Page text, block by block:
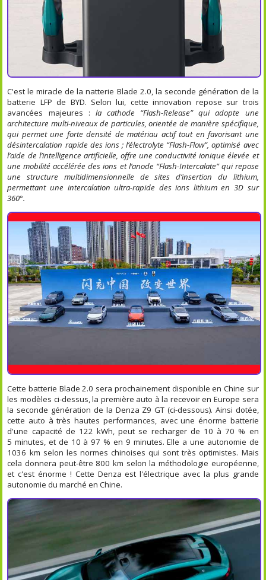
C'est le miracle de la natterie Blade 2.0, la seconde génération de la
batterie LFP de BYD. Selon lui, cette innovation repose sur trois
avancées majeures : la cathode “Flash-Release” qui adopte une
architecture multi-niveaux de particules, orientée de manière spécifique,
qui permet une forte densité de matériau actif tout en favorisant une
désintercalation rapide des ions ; l’électrolyte “Flash-Flow”, optimisé avec
l’aide de l’intelligence artificielle, offre une conductivité ionique élevée et
une mobilité accélérée des ions et l’anode “Flash-Intercalate” qui repose
une structure multidimensionnelle de sites d’insertion du lithium,
permettant une intercalation ultra-rapide des ions lithium en 3D sur
360°.
Cette batterie Blade 2.0 sera prochainement disponible en Chine sur
les modèles ci-dessus, la première auto à la recevoir en Europe sera
la seconde génération de la Denza Z9 GT (ci-dessous). Ainsi dotée,
cette auto à très hautes performances, avec une énorme batterie
d'une capacité de 122 kWh, peut se recharger de 10 à 70 % en
5 minutes, et de 10 à 97 % en 9 minutes. Elle a une autonomie de
1036 km selon les normes chinoises qui sont très optimistes. Mais
cela donnera peut-être 800 km selon la méthodologie européenne,
et c'est énorme ! Cette Denza est l'électrique avec la plus grande
autonomie du marché en Chine.